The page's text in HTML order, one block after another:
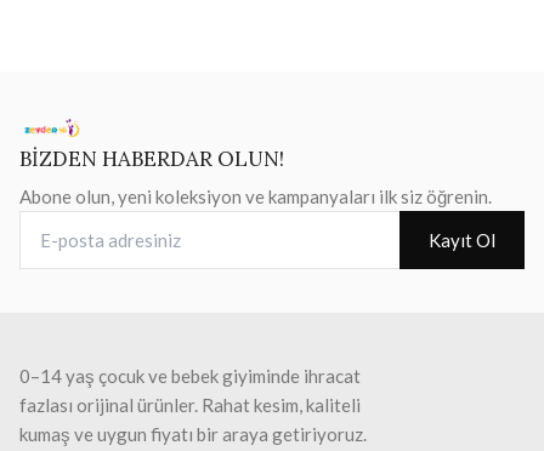
BİZDEN HABERDAR OLUN!
Abone olun, yeni koleksiyon ve kampanyaları ilk siz öğrenin.
Kayıt Ol
0–14 yaş çocuk ve bebek giyiminde ihracat
fazlası orijinal ürünler. Rahat kesim, kaliteli
kumaş ve uygun fiyatı bir araya getiriyoruz.